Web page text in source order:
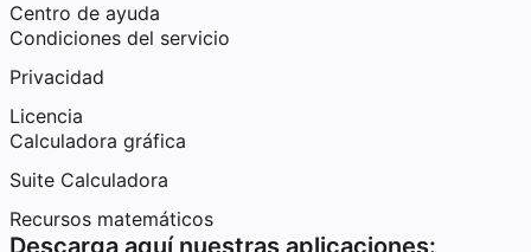
Centro de ayuda
Condiciones del servicio
Privacidad
Licencia
Calculadora gráfica
Suite Calculadora
Recursos matemáticos
Descarga aquí nuestras aplicaciones: